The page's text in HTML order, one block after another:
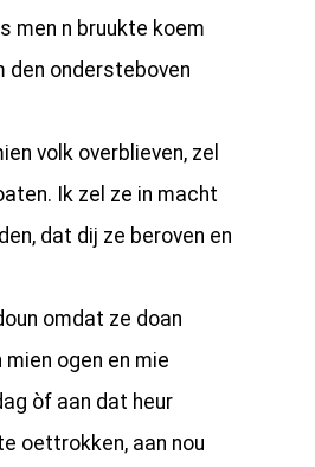
men n bruukte koem
den ondersteboven
volk overblieven, zel
Ik zel ze in macht
dat dij ze beroven en
omdat ze doan
ogen en mie
òf aan dat heur
oettrokken, aan nou